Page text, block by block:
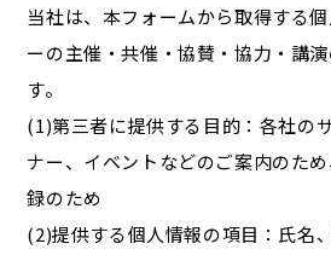
当社は、本フォームから取得する
ーの主催・共催・協賛・協力・講
す。
(1)第三者に提供する目的：各社の
ナー、イベントなどのご案内のた
録のため
(2)提供する個人情報の項目：氏名